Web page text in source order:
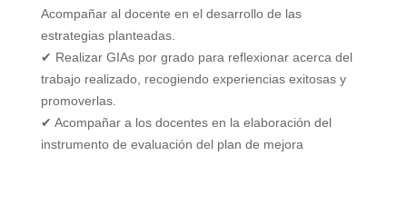
Acompañar al docente en el desarrollo de las
estrategias planteadas.
✔ Realizar GIAs por grado para reflexionar acerca del
trabajo realizado, recogiendo experiencias exitosas y
promoverlas.
✔ Acompañar a los docentes en la elaboración del
instrumento de evaluación del plan de mejora